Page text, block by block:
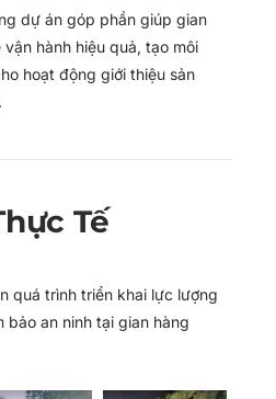
dự án góp phần giúp gian
hành hiệu quả, tạo môi
hoạt động giới thiệu sản
Tế
quá trình triển khai lực lượng
an ninh tại gian hàng